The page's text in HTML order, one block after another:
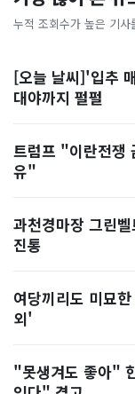
누적 조회수가 높은 기
[오늘 날씨]'입추
대야까지 펄펄
트럼프 "이란전쟁
유"
과천경마장 그린
진통
여당끼리도 미묘
외'
"못생겨도 좋아"